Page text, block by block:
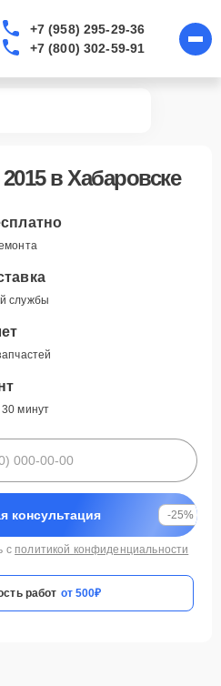
+7 (958) 295-29-36
+7 (800) 302-59-91
в Хабаровске
службы
минут
консультация -25%
с политикой конфиденциальности
работ от 500₽